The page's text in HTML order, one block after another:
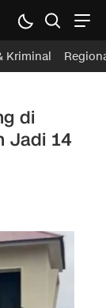
Kriminal
di
Jadi 14